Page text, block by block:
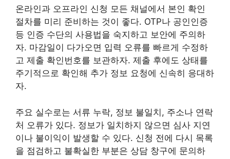
온라인과 오프라인 신청 모든 채널에서 본인 확인
절차를 미리 준비하는 것이 좋다. OTP나 공인인증
등 인증 수단의 사용법을 숙지하고 보안에 주의하
자. 마감일이 다가오면 입력 오류를 빠르게 수정하
고 제출 확인번호를 보관하자. 제출 후에도 상태를
주기적으로 확인해 추가 정보 요청에 신속히 응대하
자.
주요 실수로는 서류 누락, 정보 불일치, 주소나 연락
처 오류가 있다. 정보가 일치하지 않으면 심사 지연
이나 불이익이 발생할 수 있다. 신청 전에 다시 목록
을 점검하고 불확실한 부분은 상담 창구에 문의하